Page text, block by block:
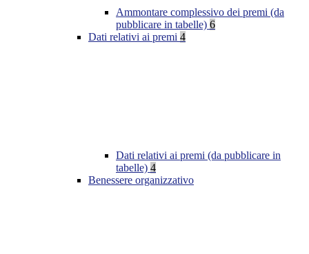
Ammontare complessivo dei premi (da
pubblicare in tabelle) 6
Dati relativi ai premi 4
Dati relativi ai premi (da pubblicare in
tabelle) 4
Benessere organizzativo